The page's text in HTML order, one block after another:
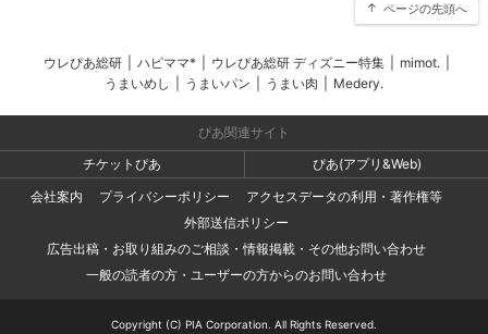
ページの先頭へ
ウレぴあ総研 ハピママ* ウレぴあ総研 ディズニー特集 mimot.
うまいめし
うまいパン うまい肉 Medery.
ぴあ関連サイト
チケットぴあ
ぴあ(アプリ&Web)
会社案内
プライバシーポリシー
アクセスデータの利用・著作権等
外部送信ポリシー
広告出稿・お取り組みのご相談・情報掲載・その他お問い合わせ
一般の読者の方・ユーザーの方からのお問い合わせ
Copyright (C) PIA Corporation. All Rights Reserved.